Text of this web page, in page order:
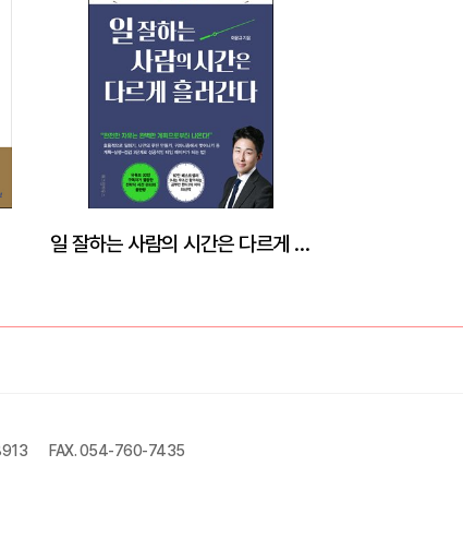
일 잘하는 사람의 시간은 다르게 흘러간다
FAX. 054-760-7435